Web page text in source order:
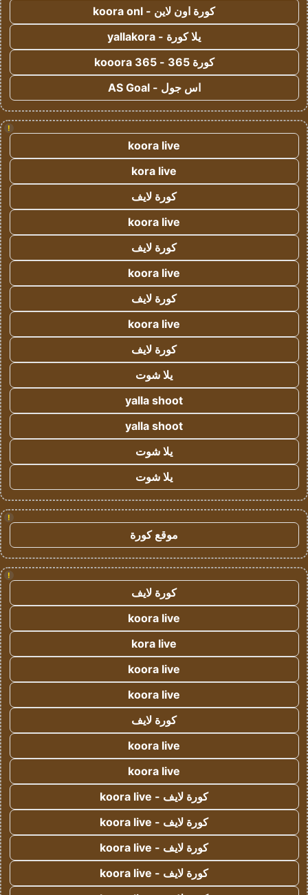
كورة اون لاين - koora onl
يلا كورة - yallakora
كورة 365 - kooora 365
اس جول - AS Goal
!
koora live
kora live
كورة لايف
koora live
كورة لايف
koora live
كورة لايف
koora live
كورة لايف
يلا شوت
yalla shoot
yalla shoot
يلا شوت
يلا شوت
!
موقع كورة
!
كورة لايف
koora live
kora live
koora live
koora live
كورة لايف
koora live
koora live
كورة لايف - koora live
كورة لايف - koora live
كورة لايف - koora live
كورة لايف - koora live